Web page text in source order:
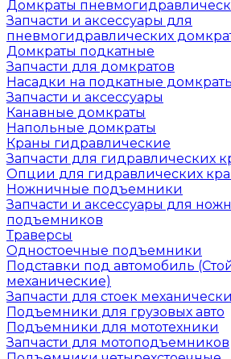
Домкраты
Запчасти и аксессуары для
пневмогидравлических
Домкраты подкатные
Запчасти для домкратов
Насадки на подкатные
Запчасти и аксессуары
Канавные домкраты
Напольные домкраты
Краны гидравлические
Запчасти для гидравлических
Опции для гидравлических
Ножничные подъемники
Запчасти и аксессуары для
подъемников
Траверсы
Одностоечные подъемники
Подставки под автомобиль
механические)
Запчасти для стоек
Подъемники для грузовых авто
Подъемники для мототехники
Запчасти для мотоподъемников